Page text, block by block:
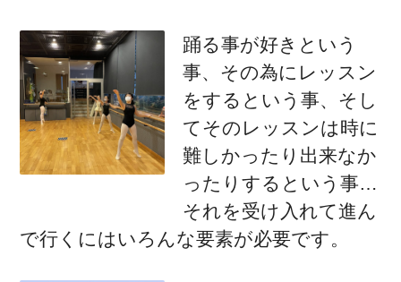
踊る事が好きという
事、その為にレッスン
をするという事、そし
てそのレッスンは時に
難しかったり出来なか
ったりするという事…
それを受け入れて進ん
で行くにはいろんな要素が必要です。